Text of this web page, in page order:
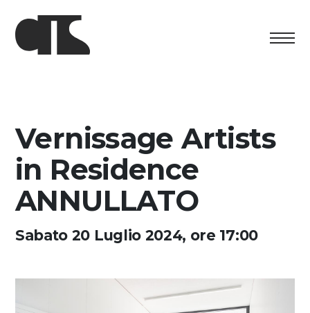
Esposizione
Programma culturale
Artists in Residence
Fondazione
Sostenere
Vernissage Artists
in Residence
ANNULLATO
Sabato 20 Luglio 2024, ore 17:00